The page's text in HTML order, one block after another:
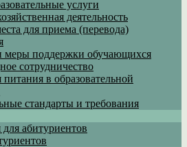
услуги
деятельность
для приема (перевода)
меры поддержки обучающихся
сотрудничество
в образовательной
стандарты и требования
абитуриентов